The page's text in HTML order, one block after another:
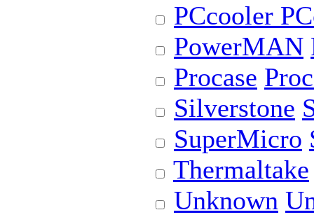
PCcooler
PowerMAN
Procase
Silverstone
SuperMicro
Thermaltake
Unknown